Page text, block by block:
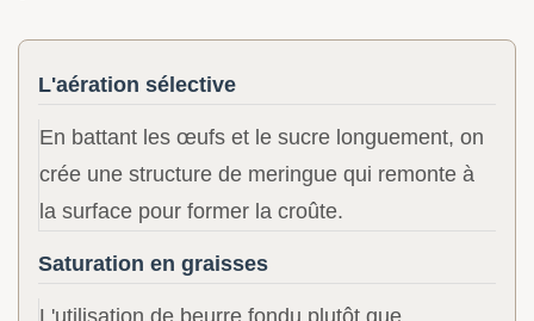
L'aération sélective
En battant les œufs et le sucre longuement, on
crée une structure de meringue qui remonte à
la surface pour former la croûte.
Saturation en graisses
L'utilisation de beurre fondu plutôt que